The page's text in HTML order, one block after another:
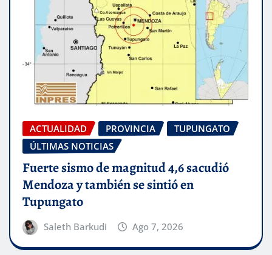
ACTUALIDAD PROVINCIA
TUPUNGATO
ÚLTIMAS NOTICIAS
Fuerte sismo de magnitud 4,6 sacudió
Mendoza y también se sintió en
Tupungato
Saleth Barkudi Ago 7, 2026